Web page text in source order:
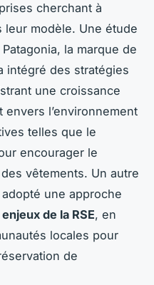
cherchant à
leur modèle. Une étude
la marque de
intégré des stratégies
une croissance
l’environnement
telles que le
encourager le
vêtements. Un autre
une approche
enjeux de la RSE, en
locales pour
de